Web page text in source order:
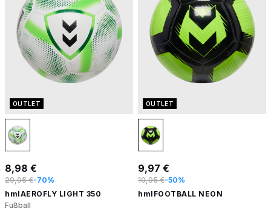
OUTLET
8,98 €
29,95 €-70%
hmlAEROFLY LIGHT 350
Fußball
OUTLET
9,97 €
19,95 €-50%
hmlFOOTBALL NEON